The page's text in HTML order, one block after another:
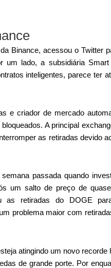
Binance, acessou o Twitter
um lado, a subsidiária
inteligentes, parece ter
e criador de mercado
A principal
as retiradas devido
passada quando
um salto de preço de
as retiradas do DOGE
problema maior com
atingindo um novo recorde
de grande porte. Por